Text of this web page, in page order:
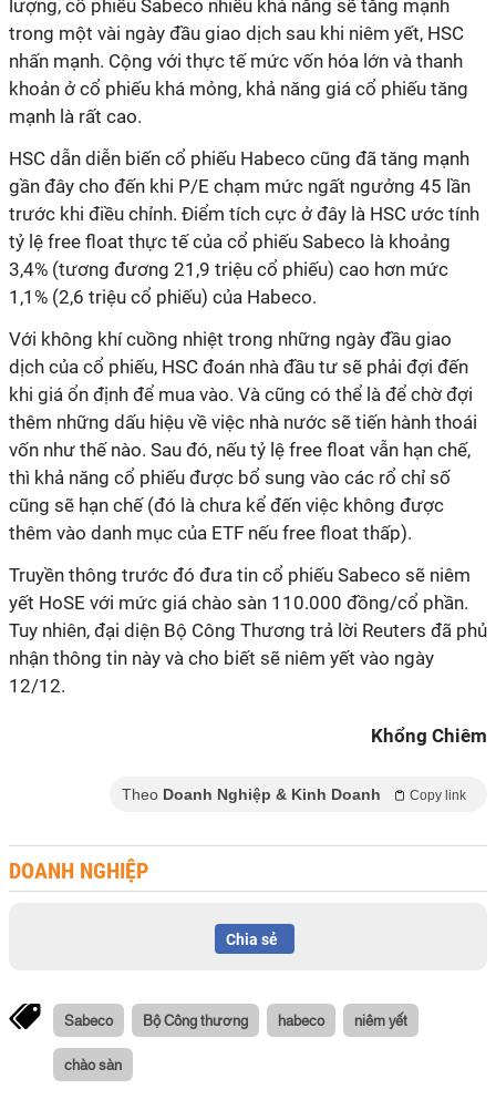
lượng, cổ phiếu Sabeco nhiều khả năng sẽ tăng mạnh
trong một vài ngày đầu giao dịch sau khi niêm yết, HSC
nhấn mạnh. Cộng với thực tế mức vốn hóa lớn và thanh
khoản ở cổ phiếu khá mỏng, khả năng giá cổ phiếu tăng
mạnh là rất cao.
HSC dẫn diễn biến cổ phiếu Habeco cũng đã tăng mạnh
gần đây cho đến khi P/E chạm mức ngất ngưởng 45 lần
trước khi điều chỉnh. Điểm tích cực ở đây là HSC ước tính
tỷ lệ free float thực tế của cổ phiếu Sabeco là khoảng
3,4% (tương đương 21,9 triệu cổ phiếu) cao hơn mức
1,1% (2,6 triệu cổ phiếu) của Habeco.
Với không khí cuồng nhiệt trong những ngày đầu giao
dịch của cổ phiếu, HSC đoán nhà đầu tư sẽ phải đợi đến
khi giá ổn định để mua vào. Và cũng có thể là để chờ đợi
thêm những dấu hiệu về việc nhà nước sẽ tiến hành thoái
vốn như thế nào. Sau đó, nếu tỷ lệ free float vẫn hạn chế,
thì khả năng cổ phiếu được bổ sung vào các rổ chỉ số
cũng sẽ hạn chế (đó là chưa kể đến việc không được
thêm vào danh mục của ETF nếu free float thấp).
Truyền thông trước đó đưa tin cổ phiếu Sabeco sẽ niêm
yết HoSE với mức giá chào sàn 110.000 đồng/cổ phần.
Tuy nhiên, đại diện Bộ Công Thương trả lời Reuters đã phủ
nhận thông tin này và cho biết sẽ niêm yết vào ngày
12/12.
Khổng Chiêm
Theo Doanh Nghiệp & Kinh Doanh Copy link
DOANH NGHIỆP
Chia sẻ
Sabeco Bộ Công thương habeco niêm yết
chào sàn